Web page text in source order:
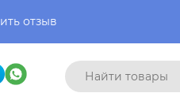
отзыв